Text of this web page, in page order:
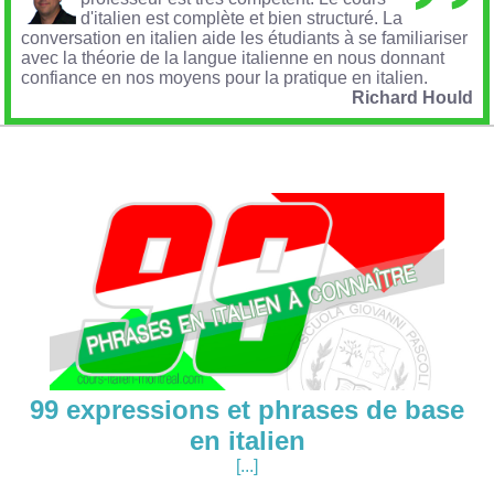
d'italien est complète et bien structuré. La
conversation en italien aide les étudiants à se familiariser
avec la théorie de la langue italienne en nous donnant
confiance en nos moyens pour la pratique en italien.
Richard Hould
99 expressions et phrases de base
en italien
[...]